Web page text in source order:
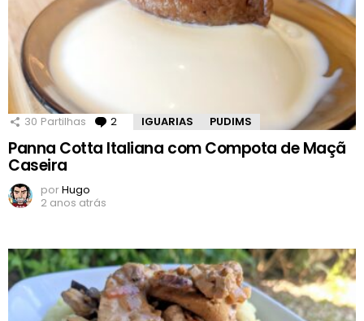
30 Partilhas 2 Comentários
IGUARIAS PUDIMS
Panna Cotta Italiana com Compota de Maçã
Caseira
porHugo
2 anos atrás